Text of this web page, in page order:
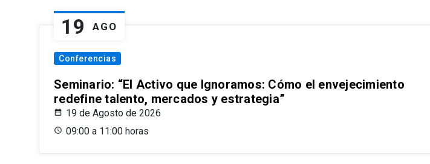
19 AGO
Conferencias
Seminario: “El Activo que Ignoramos: Cómo el envejecimiento
redefine talento, mercados y estrategia”
19 de Agosto de 2026
09:00 a 11:00 horas